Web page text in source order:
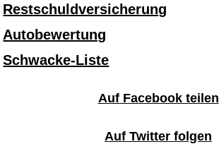
Restschuldversicherung
Autobewertung
Schwacke-Liste
Auf Facebook teilen
Auf Twitter folgen